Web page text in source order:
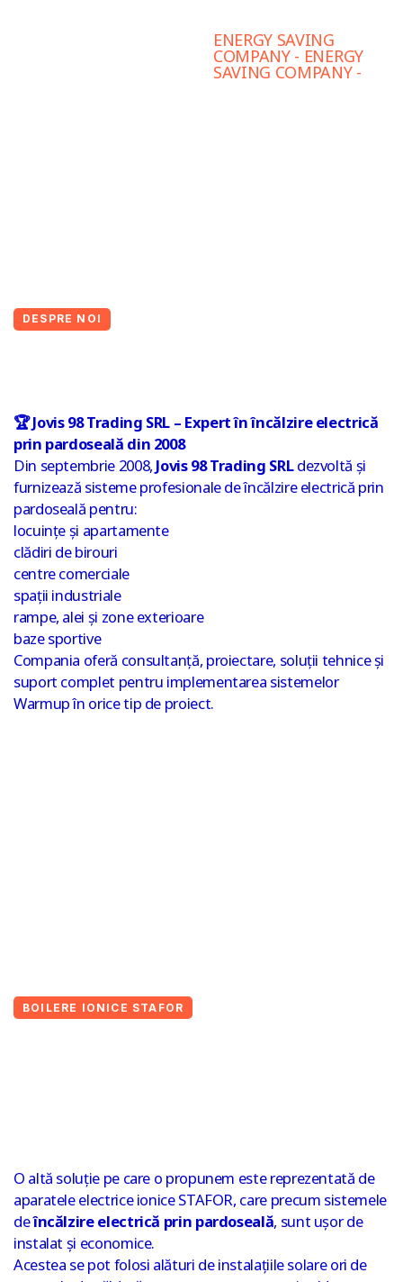
ENERGY SAVING
COMPANY - ENERGY
SAVING COMPANY -
DESPRE NOI
🏆 Jovis 98 Trading SRL – Expert în încălzire electrică
prin pardoseală din 2008
Din septembrie 2008, Jovis 98 Trading SRLdezvoltă și
furnizează sisteme profesionale de încălzire electrică prin
pardoseală pentru:
locuințe și apartamente
clădiri de birouri
centre comerciale
spații industriale
rampe, alei și zone exterioare
baze sportive
Compania oferă consultanță, proiectare, soluții tehnice și
suport complet pentru implementarea sistemelor
Warmup în orice tip de proiect.
BOILERE IONICE STAFOR
O altă soluție pe care o propunem este reprezentată de
aparatele electrice ionice STAFOR, care precum sistemele
deîncălzire electrică prin pardoseală, sunt ușor de
instalat și economice.
Acestea se pot folosi alături de instalațiile solare ori de